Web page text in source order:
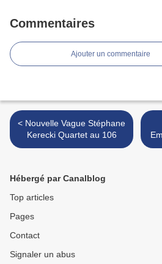
Commentaires
Ajouter un commentaire
< Nouvelle Vague Stéphane
Kerecki Quartet au 106
Hébergé par Canalblog
Top articles
Pages
Contact
Signaler un abus